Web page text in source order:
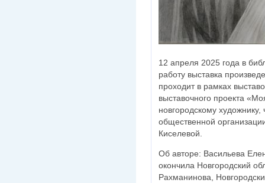
12 апреля 2025 года в
работу выставка
проходит в рамках
выставочного проекта
новгородскому
общественной
Киселевой.
Об авторе: Васильева
окончила Новгородский
Рахманинова,